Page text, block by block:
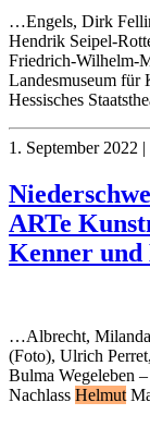
…Engels, Dirk
Hendrik Seipel-
Friedrich-Wilhelm-
Landesmuseum für
Hessisches
1. September 2022 |
ARTe
Kenner und
…Albrecht, Milanda
(Foto), Ulrich
Bulma Wegeleben
Nachlass Helmut